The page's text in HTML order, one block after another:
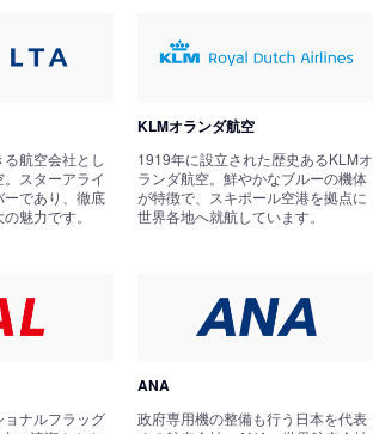
航空会社とし
スターアライ
であり、徹底
魅力です。
KLMオランダ航空
1919年に設立された歴史あるKLMオ
ランダ航空。鮮やかなブルーの機体
が特徴で、スキポール空港を拠点に
世界各地へ就航しています。
ナルフラッグ
ANA
政府専用機の整備も行う日本を代表